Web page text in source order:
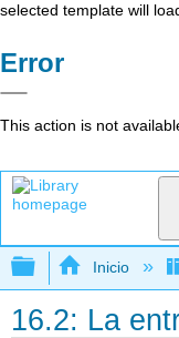
selected template will
Error
This action is not
Expandir/
Inicio
16.2: La